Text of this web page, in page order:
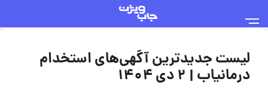
لیست جدیدترین آگهی‌های استخدام
درمانیاب | ۲ دی ۱۴۰۴